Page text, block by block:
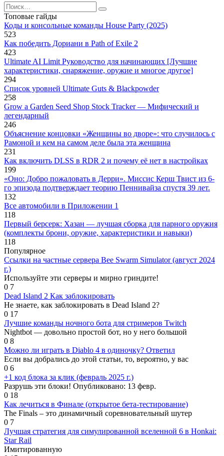
Search
for:
Топовые гайды
Коды и консольные команды House Party (2025)
523
Как победить Дориани в Path of Exile 2
423
Ultimate AI Limit Руководство для начинающих [Лучшие
характеристики, снаряжение, оружие и многое другое]
294
Список уровней Ultimate Guts & Blackpowder
258
Grow a Garden Seed Shop Stock Tracker — Мифический и
легендарный
246
Объяснение концовки «Женщины во дворе»: что случилось с
Рамоной и кем на самом деле была эта женщина
231
Как включить DLSS в RDR 2 и почему её нет в настройках
199
«Оно: Добро пожаловать в Дерри». Миссис Керш Твист из 6-
го эпизода подтверждает теорию Пеннивайза спустя 39 лет.
132
Все автомобили в Приложении 1
118
Первый берсерк: Хазан — лучшая сборка для парного оружия
(комплекты брони, оружие, характеристики и навыки)
118
Популярное
Ссылки на частные сервера Bee Swarm Simulator (август 2024
г.)
Используйте эти серверы и мирно гриндите!
0 7
Dead Island 2 Как заблокировать
Не знаете, как заблокировать в Dead Island 2?
0 17
Лучшие команды ночного бота для стримеров Twitch
Nightbot — довольно простой бот, но у него большой
0 8
Можно ли играть в Diablo 4 в одиночку? Ответил
Если вы добрались до этой статьи, то, вероятно, у вас
0 6
+1 код блока за клик (февраль 2025 г.)
Разрушь эти блоки! Опубликовано: 13 февр.
0 18
Как лечиться в Финале (открытое бета-тестирование)
The Finals – это динамичный соревновательный шутер
0 7
Лучшая стратегия для симулированной вселенной 6 в Honkai:
Star Rail
Имитированную